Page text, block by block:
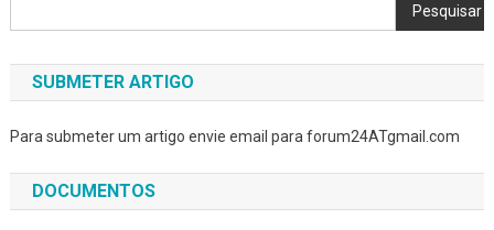
Pesquisar
SUBMETER ARTIGO
Para submeter um artigo envie email para forum24ATgmail.com
DOCUMENTOS